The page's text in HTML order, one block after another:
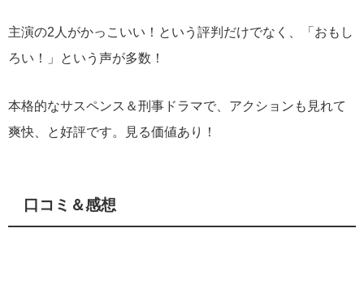
主演の2人がかっこいい！という評判だけでなく、「おもし
ろい！」という声が多数！
本格的なサスペンス＆刑事ドラマで、アクションも見れて
爽快、と好評です。見る価値あり！
口コミ＆感想